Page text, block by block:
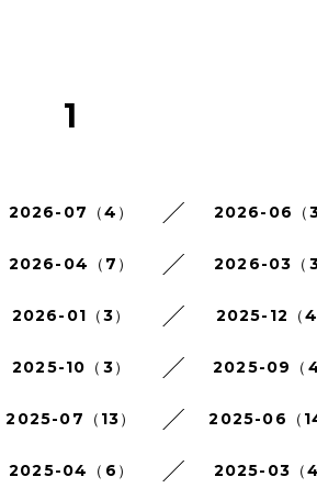
1
2026-07（4） 2026-06（3
2026-04（7） 2026-03（3
2026-01（3） 2025-12（4
2025-10（3） 2025-09（4
2025-07（13） 2025-06（
2025-04（6） 2025-03（4